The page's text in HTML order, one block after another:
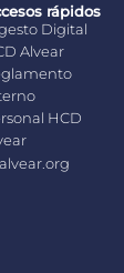
rápidos
Digital
Alvear
HCD